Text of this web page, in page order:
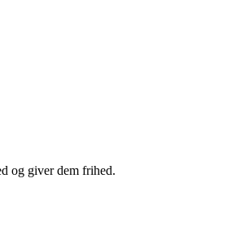
og giver dem frihed.